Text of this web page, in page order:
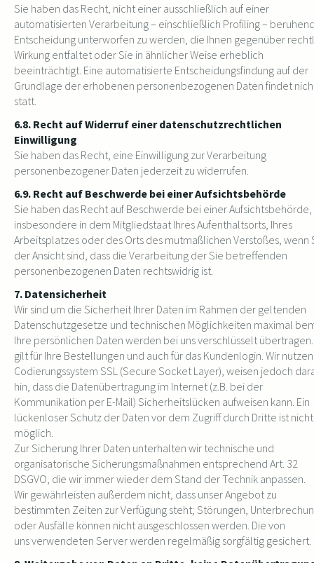
Sie haben das Recht, nicht einer ausschließlich auf einer
automatisierten Verarbeitung – einschließlich Profiling –
Entscheidung unterworfen zu werden, die Ihnen gegenüber
Wirkung entfaltet oder Sie in ähnlicher Weise erheblich
beeinträchtigt. Eine automatisierte Entscheidungsfindung auf der
Grundlage der erhobenen personenbezogenen Daten findet
statt.
6.8. Recht auf Widerruf einer datenschutzrechtlichen
Einwilligung
Sie haben das Recht, eine Einwilligung zur Verarbeitung
personenbezogener Daten jederzeit zu widerrufen.
6.9. Recht auf Beschwerde bei einer Aufsichtsbehörde
Sie haben das Recht auf Beschwerde bei einer Aufsichtsbehörde,
insbesondere in dem Mitgliedstaat Ihres Aufenthaltsorts, Ihres
Arbeitsplatzes oder des Orts des mutmaßlichen Verstoßes, wenn
der Ansicht sind, dass die Verarbeitung der Sie betreffenden
personenbezogenen Daten rechtswidrig ist.
7. Datensicherheit
Wir sind um die Sicherheit Ihrer Daten im Rahmen der geltenden
Datenschutzgesetze und technischen Möglichkeiten maximal
Ihre persönlichen Daten werden bei uns verschlüsselt übertragen.
gilt für Ihre Bestellungen und auch für das Kundenlogin. Wir
Codierungssystem SSL (Secure Socket Layer), weisen jedoch
hin, dass die Datenübertragung im Internet (z.B. bei der
Kommunikation per E-Mail) Sicherheitslücken aufweisen kann. Ein
lückenloser Schutz der Daten vor dem Zugriff durch Dritte ist nicht
möglich.
Zur Sicherung Ihrer Daten unterhalten wir technische und
organisatorische Sicherungsmaßnahmen entsprechend Art. 32
DSGVO, die wir immer wieder dem Stand der Technik anpassen.
Wir gewährleisten außerdem nicht, dass unser Angebot zu
bestimmten Zeiten zur Verfügung steht; Störungen,
oder Ausfälle können nicht ausgeschlossen werden. Die von
uns verwendeten Server werden regelmäßig sorgfältig gesichert.